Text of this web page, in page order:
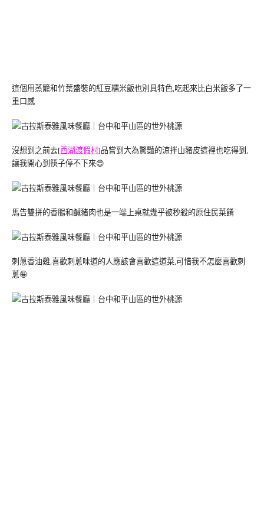
這個用蒸籠和竹葉盛裝的紅豆糯米飯也別具特色,吃起來比白米飯多了一
重口感
沒想到之前去[西湖渡假村]品嘗到大為驚豔的涼拌山豬皮這裡也吃得到,
讓我開心到筷子停不下來😍
馬告雙拼的香腸和鹹豬肉也是一端上桌就幾乎被秒殺的原住民菜餚
刺蔥香油雞,喜歡刺蔥味道的人應該會喜歡這道菜,可惜我不怎麼喜歡刺
蔥🤪